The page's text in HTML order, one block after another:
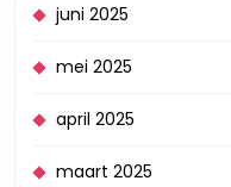
juni 2025
mei 2025
april 2025
maart 2025